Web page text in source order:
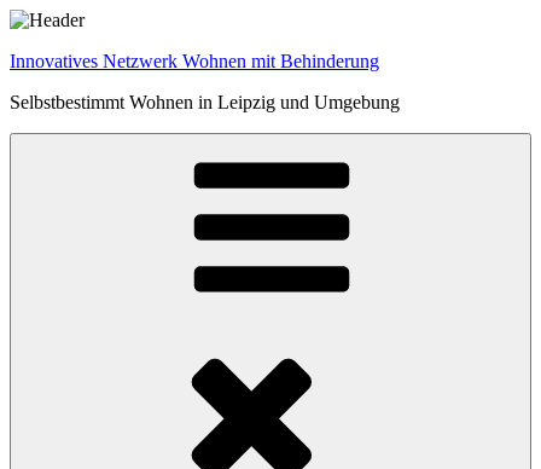
Zum
springen
Innovatives Netzwerk Wohnen mit Behinderung
Selbstbestimmt Wohnen in Leipzig und Umgebung